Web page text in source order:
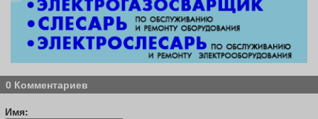
0 Комментариев
Имя: